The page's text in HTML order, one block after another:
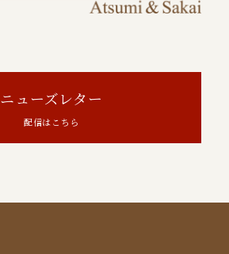
ニューズレター
配信はこちら